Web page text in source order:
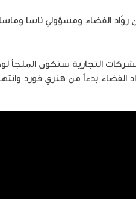
الفضاء ومسؤولي ناسا
التجارية ستكون الملجأ
الفضاء بدءاً من هنري فورد